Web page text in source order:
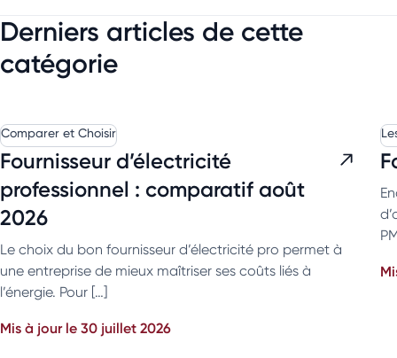
Derniers articles de cette
catégorie
Comparer et Choisir
Fournisseur d’électricité
professionnel : comparatif août
2026
Le choix du bon fournisseur d’électricité pro permet à
une entreprise de mieux maîtriser ses coûts liés à
l’énergie. Pour […]
Mis à jour le 30 juillet 2026